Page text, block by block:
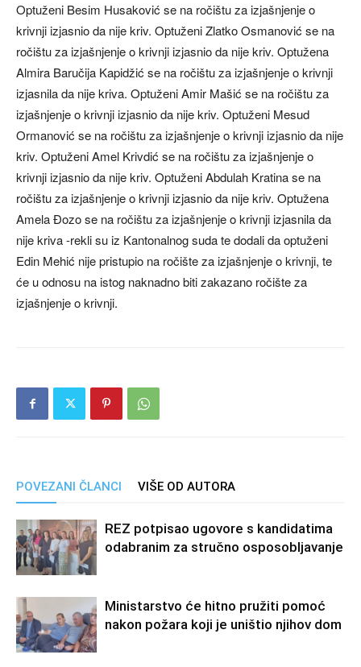
Optuženi Besim Husaković se na ročištu za izjašnjenje o
krivnji izjasnio da nije kriv. Optuženi Zlatko Osmanović se na
ročištu za izjašnjenje o krivnji izjasnio da nije kriv. Optužena
Almira Baručija Kapidžić se na ročištu za izjašnjenje o krivnji
izjasnila da nije kriva. Optuženi Amir Mašić se na ročištu za
izjašnjenje o krivnji izjasnio da nije kriv. Optuženi Mesud
Ormanović se na ročištu za izjašnjenje o krivnji izjasnio da nije
kriv. Optuženi Amel Krivdić se na ročištu za izjašnjenje o
krivnji izjasnio da nije kriv. Optuženi Abdulah Kratina se na
ročištu za izjašnjenje o krivnji izjasnio da nije kriv. Optužena
Amela Đozo se na ročištu za izjašnjenje o krivnji izjasnila da
nije kriva -rekli su iz Kantonalnog suda te dodali da optuženi
Edin Mehić nije pristupio na ročište za izjašnjenje o krivnji, te
će u odnosu na istog naknadno biti zakazano ročište za
izjašnjenje o krivnji.
POVEZANI ČLANCI VIŠE OD AUTORA
REZ potpisao ugovore s kandidatima
odabranim za stručno osposobljavanje
Ministarstvo će hitno pružiti pomoć
nakon požara koji je uništio njihov dom